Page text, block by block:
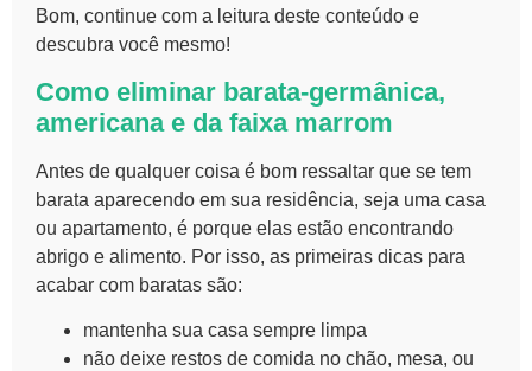
Bom, continue com a leitura deste conteúdo e
descubra você mesmo!
Como eliminar barata-germânica,
americana e da faixa marrom
Antes de qualquer coisa é bom ressaltar que se tem
barata aparecendo em sua residência, seja uma casa
ou apartamento, é porque elas estão encontrando
abrigo e alimento. Por isso, as primeiras dicas para
acabar com baratas são:
mantenha sua casa sempre limpa
não deixe restos de comida no chão, mesa, ou